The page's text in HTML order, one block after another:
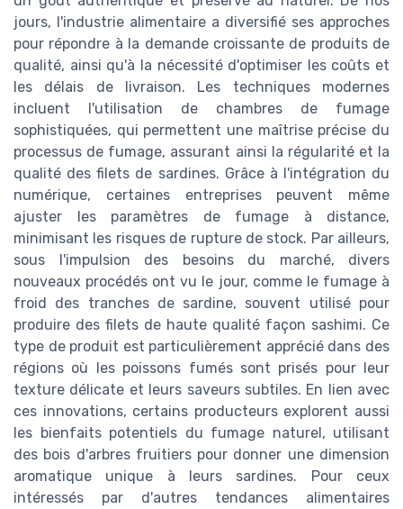
jours, l'industrie alimentaire a diversifié ses approches
pour répondre à la demande croissante de produits de
qualité, ainsi qu'à la nécessité d'optimiser les coûts et
les délais de livraison. Les techniques modernes
incluent l'utilisation de chambres de fumage
sophistiquées, qui permettent une maîtrise précise du
processus de fumage, assurant ainsi la régularité et la
qualité des filets de sardines. Grâce à l'intégration du
numérique, certaines entreprises peuvent même
ajuster les paramètres de fumage à distance,
minimisant les risques de rupture de stock. Par ailleurs,
sous l'impulsion des besoins du marché, divers
nouveaux procédés ont vu le jour, comme le fumage à
froid des tranches de sardine, souvent utilisé pour
produire des filets de haute qualité façon sashimi. Ce
type de produit est particulièrement apprécié dans des
régions où les poissons fumés sont prisés pour leur
texture délicate et leurs saveurs subtiles. En lien avec
ces innovations, certains producteurs explorent aussi
les bienfaits potentiels du fumage naturel, utilisant
des bois d'arbres fruitiers pour donner une dimension
aromatique unique à leurs sardines. Pour ceux
intéressés par d'autres tendances alimentaires